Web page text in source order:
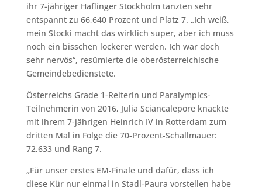
ihr 7-jähriger Haflinger Stockholm tanzten sehr
entspannt zu 66,640 Prozent und Platz 7. „Ich weiß,
mein Stocki macht das wirklich super, aber ich muss
noch ein bisschen lockerer werden. Ich war doch
sehr nervös“, resümierte die oberösterreichische
Gemeindebedienstete.
Österreichs Grade 1-Reiterin und Paralympics-
Teilnehmerin von 2016, Julia Sciancalepore knackte
mit ihrem 7-jährigen Heinrich IV in Rotterdam zum
dritten Mal in Folge die 70-Prozent-Schallmauer:
72,633 und Rang 7.
„Für unser erstes EM-Finale und dafür, dass ich
diese Kür nur einmal in Stadl-Paura vorstellen habe